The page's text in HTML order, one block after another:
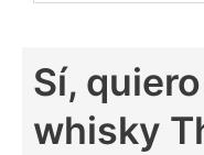
Sí,
whisky